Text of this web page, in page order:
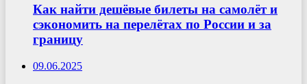
Как найти дешёвые билеты на самолёт и
сэкономить на перелётах по России и за
границу
09.06.2025